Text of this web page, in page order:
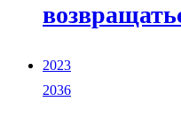
2023
2036